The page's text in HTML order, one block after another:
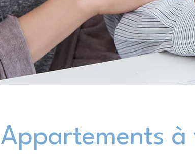
Appartements à